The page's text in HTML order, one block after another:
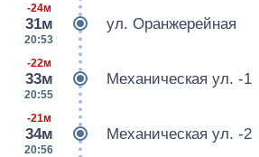
-24м
31м
20:53
ул. Оранжерейная
-22м
33м
20:55
Механическая ул. -1
-21м
34м
20:56
Механическая ул. -2